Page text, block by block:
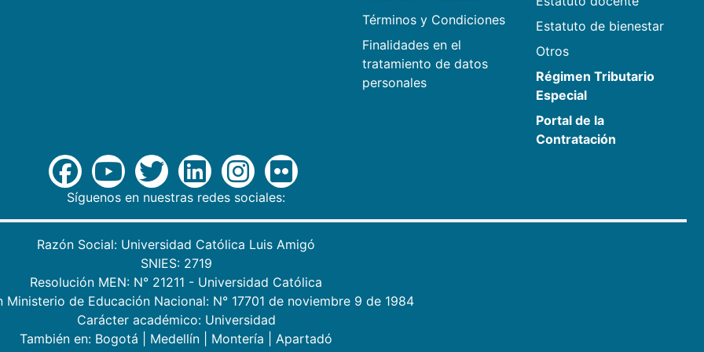
Términos y Condiciones
Finalidades en el
tratamiento de datos
personales
Estatuto de bienestar
Otros
Régimen Tributario
Especial
Portal de la
Contratación
Síguenos en nuestras redes sociales:
Razón Social: Universidad Católica Luis Amigó
SNIES: 2719
Resolución MEN: N° 21211 - Universidad Católica
Ministerio de Educación Nacional: N° 17701 de noviembre 9 de 1984
Carácter académico: Universidad
También en: Bogotá Medellín Montería
Apartadó